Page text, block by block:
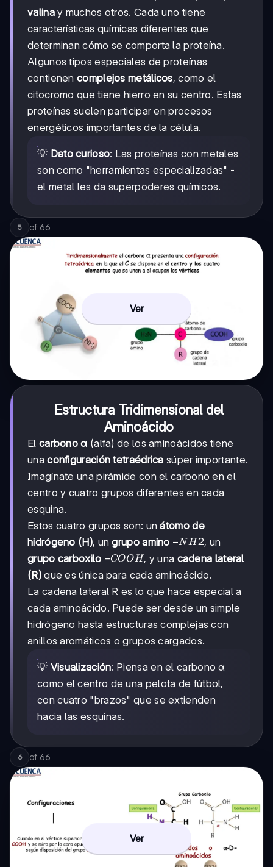
valinay muchos otros. Cada uno tiene
características químicas diferentes que
determinan cómo se comporta la proteína.
Algunos tipos especiales de proteínas
contienencomplejos metálicos, como el
citocromo que tiene hierro en su centro. Estas
proteínas suelen participar en procesos
energéticos importantes de la célula.
💡 Dato curioso: Las proteínas con metales
son como "herramientas especializadas" -
el metal les da superpoderes químicos.
5 of 66
Ver
Estructura Tridimensional del
Aminoácido
El carbono α (alfa) de los aminoácidos tiene
unaconfiguración tetraédrica súper importante.
Imagínate una pirámide con el carbono en el
centro y cuatro grupos diferentes en cada
esquina.
Estos cuatro grupos son: unátomo de
hidrógeno (H), ungrupo amino -
NH2
−N H2, un
grupo carboxilo -
COOH
−COOH, y una cadena lateral
(R)que es única para cada aminoácido.
La cadena lateral R es lo que hace especial a
cada aminoácido. Puede ser desde un simple
hidrógeno hasta estructuras complejas con
anillos aromáticos o grupos cargados.
💡 Visualización: Piensa en el carbono α
como el centro de una pelota de fútbol,
con cuatro "brazos" que se extienden
hacia las esquinas.
6 of 66
Ver